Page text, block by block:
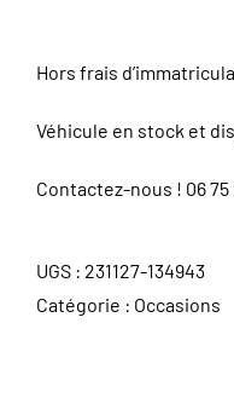
Hors frais
Véhicule en stock et
Contactez-nous ! 06 75
UGS : 231127-134943
Catégorie : Occasions